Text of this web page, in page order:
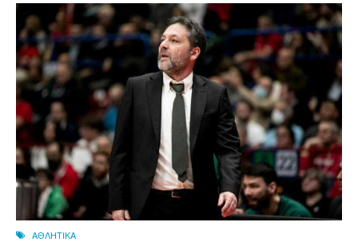
ΑΘΛΗΤΙΚΑ